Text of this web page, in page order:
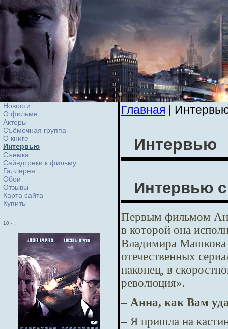
Новости
О фильме
Актеры
Съёмочная группа
О книге
Интервью
Cъемка
Сайндтреки к фильму
Галлерея
Обои
Отзывы
Карта сайта
Купить
10 -
Главная |
Интервью
Интервью
Первым фильмом
в которой она
Владимира Машкова
отечественных
наконец, в
революция».
– Анна, как Вам
– Я пришла на